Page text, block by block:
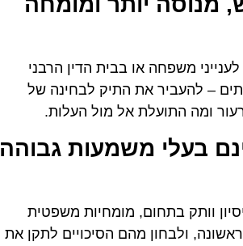
משפחה או בבית הדין הרבני
– להעביר את התיק לבחינה של
ומה התועלת אל מול העלות.
בעלי משמעות גבוהה
וותק בתחום, מומחיות משפטית
ולבחון מהם הסיכויים לתקן את